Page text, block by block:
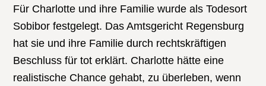
Für Charlotte und ihre Familie wurde als Todesort
Sobibor festgelegt. Das Amtsgericht Regensburg
hat sie und ihre Familie durch rechtskräftigen
Beschluss für tot erklärt. Charlotte hätte eine
realistische Chance gehabt, zu überleben, wenn